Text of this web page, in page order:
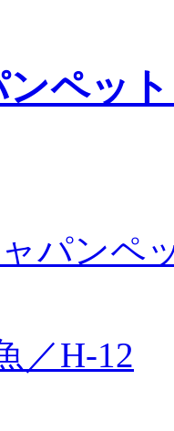
ンペッ
パンペ
／H-12